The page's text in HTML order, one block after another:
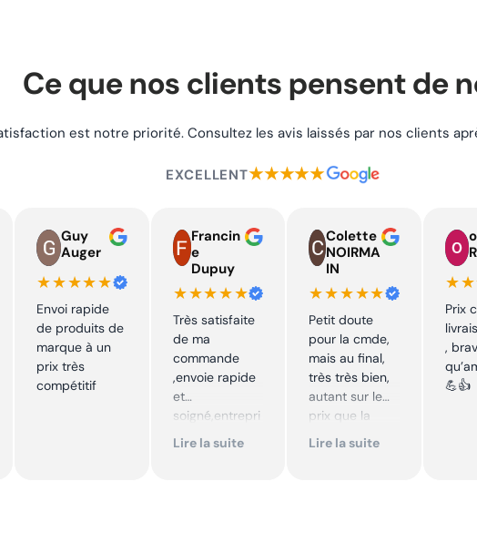
Ce que nos clients pensent de
est notre priorité. Consultez les avis laissés par nos clients
EXCELLENT★★★★★
Guy
Auger
★★★★★
Envoi rapide
de produits de
marque à un
prix très
compétitif
Francin
e
Dupuy
★★★★★
Très satisfaite
de ma
commande
,envoie rapide
et
soigné,entrepri
se sérieuse
Lire la suite
Colette
NOIRMA
IN
★★★★★
Petit doute
pour la cmde,
mais au final,
très très bien,
autant sur le
prix que la
qualité sur le
Lire la suite
Prix
,
💪👍